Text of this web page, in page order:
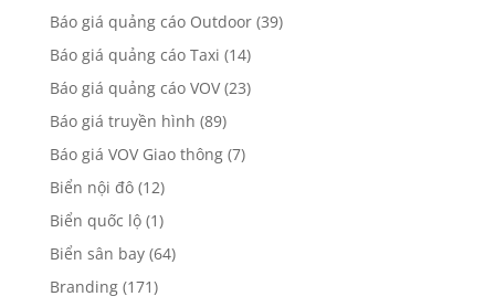
Báo giá quảng cáo Outdoor(39)
Báo giá quảng cáo Taxi (14)
Báo giá quảng cáo VOV(23)
Báo giá truyền hình (89)
Báo giá VOV Giao thông(7)
Biển nội đô(12)
Biển quốc lộ(1)
Biển sân bay(64)
Branding(171)